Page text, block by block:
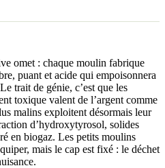
omet : chaque moulin fabrique
puant et acide qui empoisonnera
trait de génie, c’est que les
toxique valent de l’argent comme
malins exploitent désormais leur
d’hydroxytyrosol, solides
en biogaz. Les petits moulins
mais le cap est fixé : le déchet